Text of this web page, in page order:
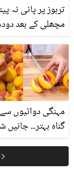
تربوز پر پانی نہ
مچھلی کے بعد
سے متعلق غلط
حقیقت کیا ہے اور
کیا؟
مہنگی دوائیوں
گناہ بہتر۔۔ جانیں
کیوں کھانا چاہیے؟